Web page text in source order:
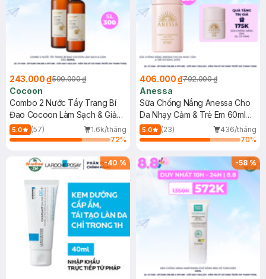
243.000 ₫590.000 ₫
Cocoon
Combo 2 Nước Tẩy Trang Bí
Đao Cocoon Làm Sạch & Giảm
Dầu 500ml
5.0 (57)
1.6k/tháng
72%
406.000 ₫702.000 ₫
Anessa
Sữa Chống Nắng Anessa Cho
Da Nhạy Cảm & Trẻ Em 60ml
(Mới)
5.0 (23)
436/tháng
70%
-40 % -58%